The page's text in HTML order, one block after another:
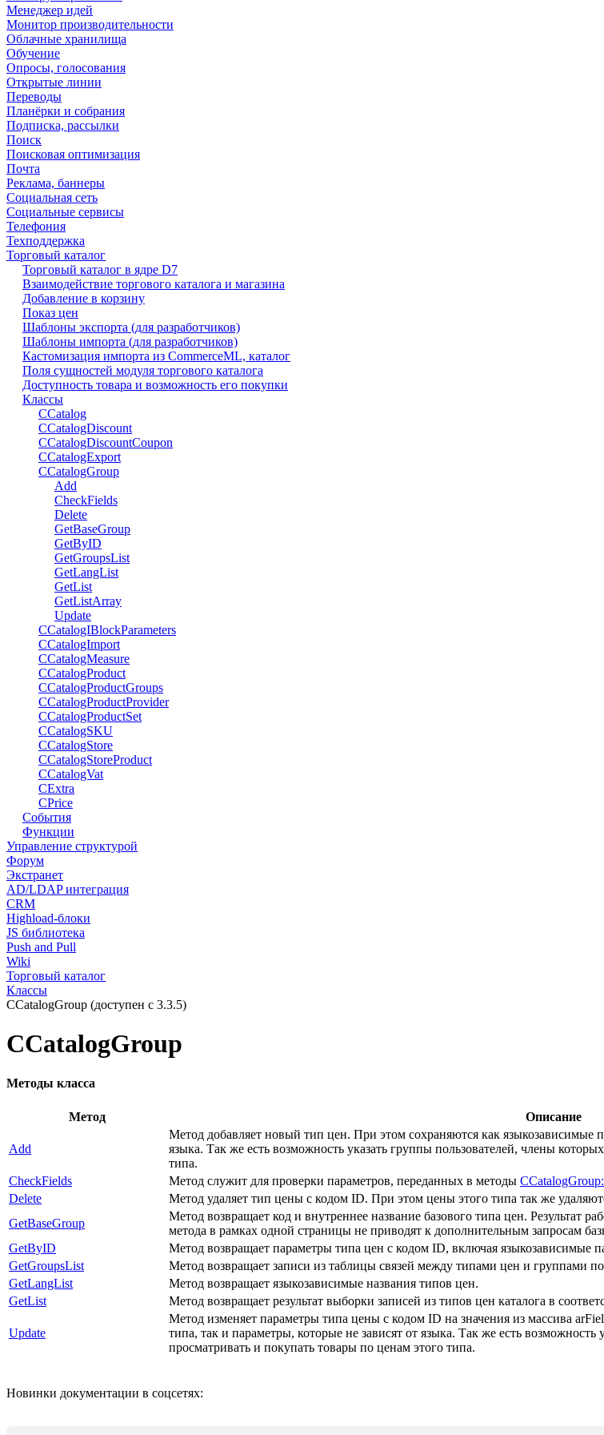
Менеджер идей
Монитор производительности
Облачные хранилища
Обучение
Опросы, голосования
Открытые линии
Переводы
Планёрки и собрания
Подписка, рассылки
Поиск
Поисковая оптимизация
Почта
Реклама, баннеры
Социальная сеть
Социальные сервисы
Телефония
Техподдержка
Торговый каталог
Торговый каталог в ядре D7
Взаимодействие торгового каталога и магазина
Добавление в корзину
Показ цен
Шаблоны экспорта (для разработчиков)
Шаблоны импорта (для разработчиков)
Кастомизация импорта из CommerceML, каталог
Поля сущностей модуля торгового каталога
Доступность товара и возможность его покупки
Классы
CCatalog
CCatalogDiscount
CCatalogDiscountCoupon
CCatalogExport
CCatalogGroup
Add
CheckFields
Delete
GetBaseGroup
GetByID
GetGroupsList
GetLangList
GetList
GetListArray
Update
CCatalogIBlockParameters
CCatalogImport
CCatalogMeasure
CCatalogProduct
CCatalogProductGroups
CCatalogProductProvider
CCatalogProductSet
CCatalogSKU
CCatalogStore
CCatalogStoreProduct
CCatalogVat
CExtra
CPrice
События
Функции
Управление структурой
Форум
Экстранет
AD/LDAP интеграция
CRM
Highload-блоки
JS библиотека
Push and Pull
Wiki
Торговый каталог
Классы
CCatalogGroup (доступен с 3.3.5)
CCatalogGroup
Методы класса
Метод Описание
Add
Метод добавляет новый тип цен. При этом сохраняются как языкозависимые
языка. Так же есть возможность указать группы пользователей, члены
типа.
CheckFields Метод служит для проверки параметров, переданных в методы
Delete
Метод удаляет тип цены с кодом ID. При этом цены этого типа так же
GetBaseGroup
Метод возвращает код и внутреннее название базового типа цен. Результат
метода в рамках одной страницы не приводят к дополнительным запросам
GetByID
Метод возвращает параметры типа цен с кодом ID, включая языкозависимые
GetGroupsList
Метод возвращает записи из таблицы связей между типами цен и группами
GetLangList
Метод возвращает языкозависимые названия типов цен.
GetList
Метод возвращает результат выборки записей из типов цен каталога в
Update
Метод изменяет параметры типа цены с кодом ID на значения из массива
типа, так и параметры, которые не зависят от языка. Так же есть
просматривать и покупать товары по ценам этого типа.
Новинки документации в соцсетях: